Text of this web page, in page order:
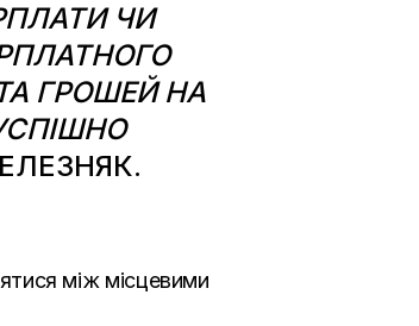
ЧИ
ГРОШЕЙ НА
між місцевими